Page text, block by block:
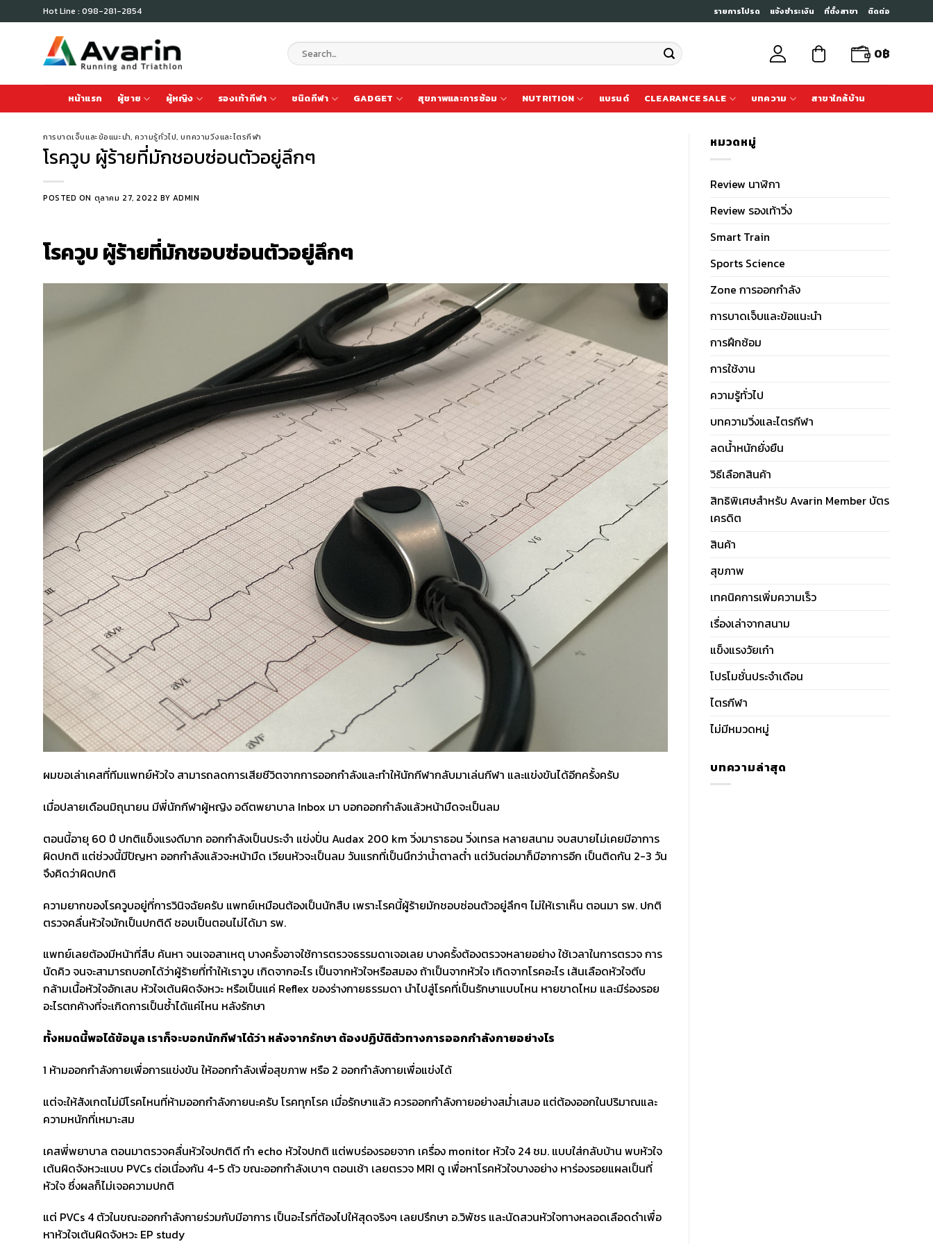
to
Hot Line : 098-281-2854 รายการโปรด แจ้งชำระเงิน ที่ตั้งสาขา ติดต่อ
Search
for:
0฿
หน้าแรก ผู้ชาย ผู้หญิง รองเท้ากีฬา ชนิดกีฬา GADGET สุขภาพและการซ้อม NUTRITION แบรนด์ CLEARANCE SALE บทความ สาขาใกล้บ้าน
การบาดเจ็บและข้อแนะนำ,ความรู้ทั่วไป,บทความวิ่งและไตรกีฬา
โรควูบ ผู้ร้ายที่มักชอบซ่อนตัวอยู่ลึกๆ
POSTED ON ตุลาคม 27, 2022 BY ADMIN
โรควูบ ผู้ร้ายที่มักชอบซ่อนตัวอยู่ลึกๆ
ผมขอเล่าเคสที่ทีมแพทย์หัวใจ สามารถลดการเสียชีวิตจากการออกกำลังและทำให้นักกีฬากลับมาเล่นกีฬา และแข่งขันได้อีกครั้งครับ
เมื่อปลายเดือนมิถุนายน มีพี่นักกีฬาผู้หญิง อดีตพยาบาล Inbox มา บอกออกกำลังแล้วหน้ามืดจะเป็นลม
ตอนนี้อายุ 60 ปี ปกติแข็งแรงดีมาก ออกกำลังเป็นประจำ แข่งปั่น Audax 200 km วิ่งมาราธอน วิ่งเทรล หลายสนาม จบสบายไม่เคยมีอาการ
ผิดปกติ แต่ช่วงนี้มีปัญหา ออกกำลังแล้วจะหน้ามืด เวียนหัวจะเป็นลม วันแรกที่เป็นนึกว่าน้ำตาลต่ำ แต่วันต่อมาก็มีอาการอีก เป็นติดกัน 2-3 วัน
จึงคิดว่าผิดปกติ
ความยากของโรควูบอยู่ที่การวินิจฉัยครับ แพทย์เหมือนต้องเป็นนักสืบ เพราะโรคนี้ผู้ร้ายมักชอบซ่อนตัวอยู่ลึกๆ ไม่ให้เราเห็น ตอนมา รพ. ปกติ
ตรวจคลื่นหัวใจมักเป็นปกติดี ชอบเป็นตอนไม่ได้มา รพ.
แพทย์เลยต้องมีหน้าที่สืบ ค้นหา จนเจอสาเหตุ บางครั้งอาจใช้การตรวจธรรมดาเจอเลย บางครั้งต้องตรวจหลายอย่าง ใช้เวลาในการตรวจ การ
นัดคิว จนจะสามารถบอกได้ว่าผู้ร้ายที่ทำให้เราวูบ เกิดจากอะไร เป็นจากหัวใจหรือสมอง ถ้าเป็นจากหัวใจ เกิดจากโรคอะไร เส้นเลือดหัวใจตีบ
กล้ามเนื้อหัวใจอักเสบ หัวใจเต้นผิดจังหวะ หรือเป็นแค่ Reflex ของร่างกายธรรมดา นำไปสู่โรคที่เป็นรักษาแบบไหน หายขาดไหม และมีร่องรอย
อะไรตกค้างที่จะเกิดการเป็นซ้ำได้แค่ไหน หลังรักษา
ทั้งหมดนี้พอได้ข้อมูล เราก็จะบอกนักกีฬาได้ว่า หลังจากรักษา ต้องปฏิบัติตัวทางการออกกำลังกายอย่างไร
1 ห้ามออกกำลังกายเพื่อการแข่งขัน ให้ออกกำลังเพื่อสุขภาพ หรือ 2 ออกกำลังกายเพื่อแข่งได้
แต่จะให้สังเกตไม่มีโรคไหนที่ห้ามออกกำลังกายนะครับ โรคทุกโรค เมื่อรักษาแล้ว ควรออกกำลังกายอย่างสม่ำเสมอ แต่ต้องออกในปริมาณและ
ความหนักที่เหมาะสม
เคสพี่พยาบาล ตอนมาตรวจคลื่นหัวใจปกติดี ทำ echo หัวใจปกติ แต่พบร่องรอยจาก เครื่อง monitor หัวใจ 24 ชม. แบบใส่กลับบ้าน พบหัวใจ
เต้นผิดจังหวะแบบ PVCs ต่อเนื่องกัน 4-5 ตัว ขณะออกกำลังเบาๆ ตอนเช้า เลยตรวจ MRI ดู เพื่อหาโรคหัวใจบางอย่าง หาร่องรอยแผลเป็นที่
หัวใจ ซึ่งผลก็ไม่เจอความปกติ
แต่ PVCs 4 ตัวในขณะออกกำลังกายร่วมกับมีอาการ เป็นอะไรที่ต้องไปให้สุดจริงๆ เลยปรึกษา อ.วิพัชร และนัดสวนหัวใจทางหลอดเลือดดำเพื่อ
หาหัวใจเต้นผิดจังหวะ EP study
หมวดหมู่
Review นาฬิกา
Review รองเท้าวิ่ง
Smart Train
Sports Science
Zone การออกกำลัง
การบาดเจ็บและข้อแนะนำ
การฝึกซ้อม
การใช้งาน
ความรู้ทั่วไป
บทความวิ่งและไตรกีฬา
ลดน้ำหนักยั่งยืน
วิธีเลือกสินค้า
สิทธิพิเศษสำหรับ Avarin Member บัตร
เครดิต
สินค้า
สุขภาพ
เทคนิคการเพิ่มความเร็ว
เรื่องเล่าจากสนาม
แข็งแรงวัยเก๋า
โปรโมชั่นประจำเดือน
ไตรกีฬา
ไม่มีหมวดหมู่
บทความล่าสุด